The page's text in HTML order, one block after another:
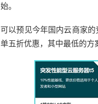
始。
可以预见今年国内云商家
单五折优惠，其中最低的方